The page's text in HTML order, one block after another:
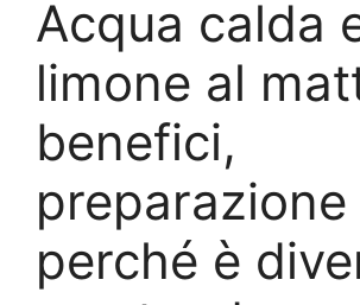
Acqua calda
limone al
benefici,
preparazione
perché è